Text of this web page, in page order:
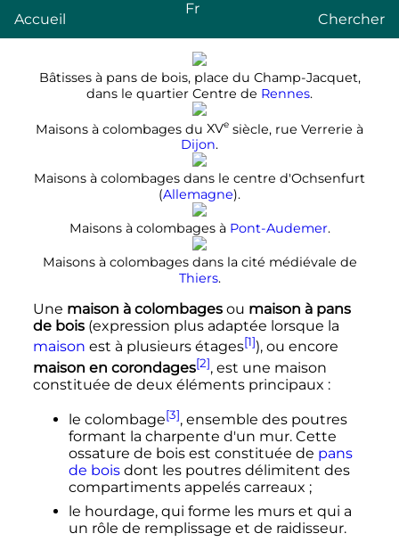
Accueil
Fr
Chercher
Bâtisses à pans de bois, place du Champ-Jacquet,
dans le quartier Centre de Rennes.
Maisons à colombages du XVe siècle, rue Verrerie à
Dijon.
Maisons à colombages dans le centre d'Ochsenfurt
(Allemagne).
Maisons à colombages à Pont-Audemer.
Maisons à colombages dans la cité médiévale de
Thiers.
Une maison à colombagesou maison à pans
de bois(expression plus adaptée lorsque la
maison est à plusieurs étages[1]), ou encore
maison en corondages[2], est une maison
constituée de deux éléments principaux :
le colombage[3], ensemble des poutres
formant la charpente d'un mur. Cette
ossature de bois est constituée de pans
de boisdont les poutres délimitent des
compartiments appelés carreaux ;
le hourdage, qui forme les murs et qui a
un rôle de remplissage et de raidisseur.